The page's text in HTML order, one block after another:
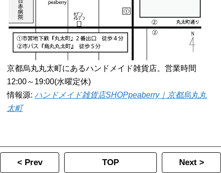
京都烏丸丸太町にあるハンドメイド雑貨店。営業時間
12:00～19:00(水曜定休)
情報源: ハンドメイド雑貨店SHOPpeaberry｜京都烏丸丸
太町
< Prev TOP Next >